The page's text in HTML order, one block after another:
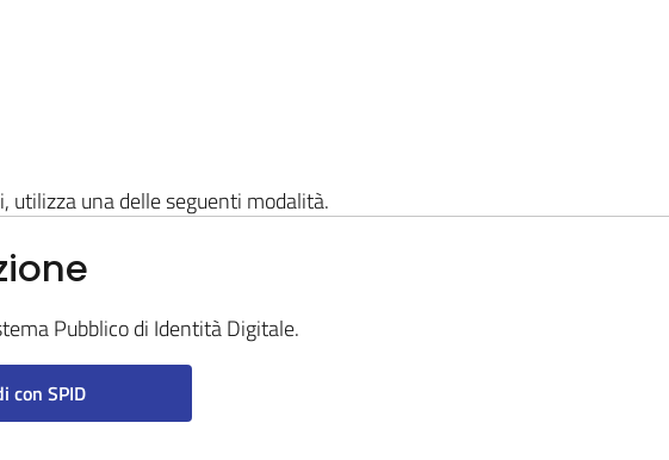
utilizza una delle seguenti modalità.
Pubblico di Identità Digitale.
con SPID